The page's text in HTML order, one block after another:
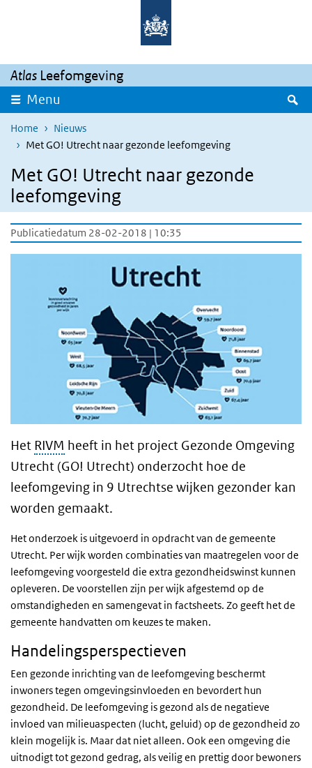
Overslaan en naar de inhoud gaan
Atlas Leefomgeving
Menu
Home
Nieuws
Met GO! Utrecht naar gezonde leefomgeving
Met GO! Utrecht naar gezonde
leefomgeving
Publicatiedatum 28-02-2018 | 10:35
Het RIVM heeft in het project Gezonde Omgeving
Utrecht (GO! Utrecht) onderzocht hoe de
leefomgeving in 9 Utrechtse wijken gezonder kan
worden gemaakt.
Het onderzoek is uitgevoerd in opdracht van de gemeente
Utrecht. Per wijk worden combinaties van maatregelen voor de
leefomgeving voorgesteld die extra gezondheidswinst kunnen
opleveren. De voorstellen zijn per wijk afgestemd op de
omstandigheden en samengevat in factsheets. Zo geeft het de
gemeente handvatten om keuzes te maken.
Handelingsperspectieven
Een gezonde inrichting van de leefomgeving beschermt
inwoners tegen omgevingsinvloeden en bevordert hun
gezondheid. De leefomgeving is gezond als de negatieve
invloed van milieuaspecten (lucht, geluid) op de gezondheid zo
klein mogelijk is. Maar dat niet alleen. Ook een omgeving die
uitnodigt tot gezond gedrag, als veilig en prettig door bewoners